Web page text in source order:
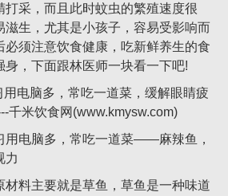
打采，而且此时蚊虫的繁殖速度很
滋生，尤其是小孩子，容易受影响而
必须注意饮食健康，吃新鲜养生的食
身，下面跟林医师一块看一下吧!
电脑多，常吃一道菜——麻辣鱼，
力
料主要就是草鱼，草鱼是一种味道